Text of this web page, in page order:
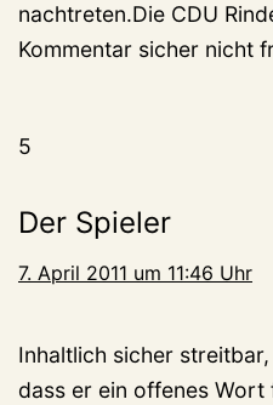
nachtreten.Die CDU
Kommentar sicher nicht
5
Der Spieler
7. April 2011 um 11:46 Uhr
Inhaltlich sicher
dass er ein offenes